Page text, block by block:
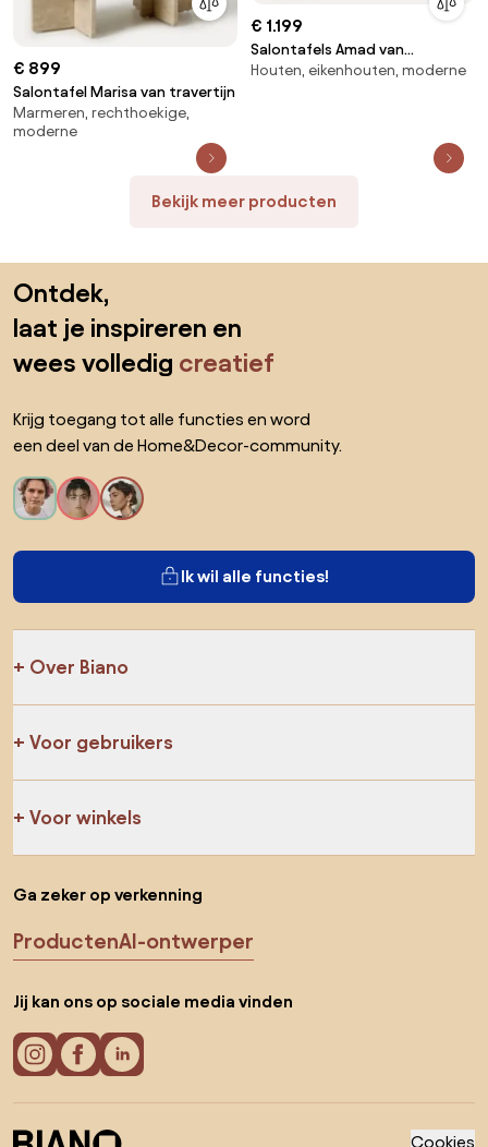
€ 899
Salontafel Marisa van travertijn
Marmeren, rechthoekige,
moderne
€ 1.199
Salontafels Amad van
eikenhout, 2-delig
Houten, eikenhouten, moderne
Bekijk meer producten
Ontdek,
laat je inspireren en
wees volledig creatief
Krijg toegang tot alle functies en word
een deel van de Home&Decor-community.
Ik wil alle functies!
Over Biano
Voor gebruikers
Voor winkels
Ga zeker op verkenning
ProductenAI-ontwerper
Jij kan ons op sociale media vinden
Cookies